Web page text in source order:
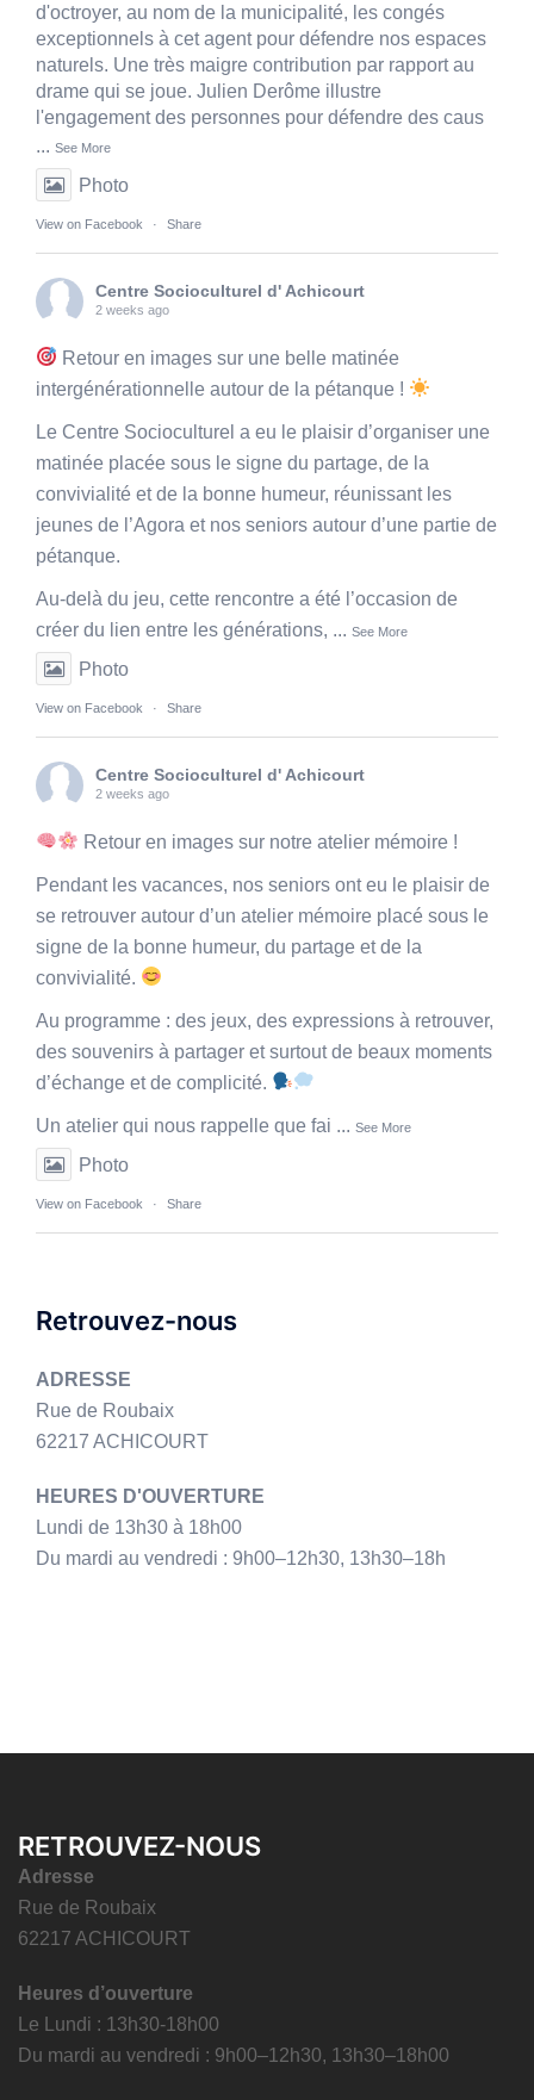
d'octroyer, au nom de la municipalité, les congés
exceptionnels à cet agent pour défendre nos espaces
naturels. Une très maigre contribution par rapport au
drame qui se joue. Julien Derôme illustre
l'engagement des personnes pour défendre des caus
... See More
Photo
View on Facebook · Share
Centre Socioculturel d' Achicourt
2 weeks ago
Retour en images sur une belle matinée
intergénérationnelle autour de la pétanque !
Le Centre Socioculturel a eu le plaisir d’organiser une
matinée placée sous le signe du partage, de la
convivialité et de la bonne humeur, réunissant les
jeunes de l’Agora et nos seniors autour d’une partie de
pétanque.
Au-delà du jeu, cette rencontre a été l’occasion de
créer du lien entre les générations, ... See More
Photo
View on Facebook · Share
Centre Socioculturel d' Achicourt
2 weeks ago
Retour en images sur notre atelier mémoire !
Pendant les vacances, nos seniors ont eu le plaisir de
se retrouver autour d’un atelier mémoire placé sous le
signe de la bonne humeur, du partage et de la
convivialité.
Au programme : des jeux, des expressions à retrouver,
des souvenirs à partager et surtout de beaux moments
d’échange et de complicité.
Un atelier qui nous rappelle que fai ... See More
Photo
View on Facebook · Share
Retrouvez-nous
ADRESSE
Rue de Roubaix
62217 ACHICOURT
HEURES D'OUVERTURE
Lundi de 13h30 à 18h00
Du mardi au vendredi : 9h00–12h30, 13h30–18h
RETROUVEZ-NOUS
Adresse
Rue de Roubaix
62217 ACHICOURT
Heures d’ouverture
Le Lundi : 13h30-18h00
Du mardi au vendredi : 9h00–12h30, 13h30–18h00